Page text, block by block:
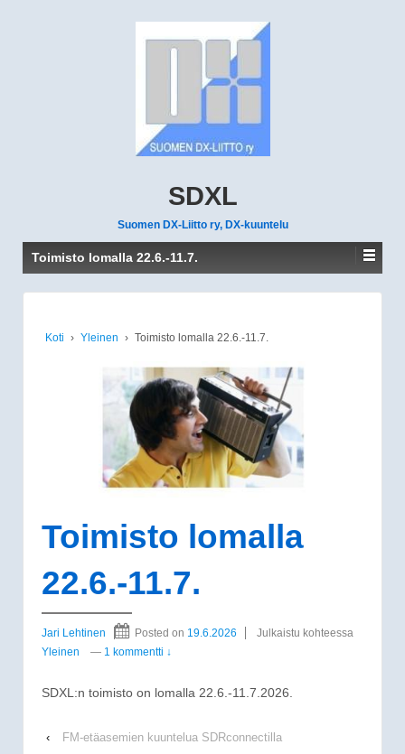
SDXL
Suomen DX-Liitto ry, DX-kuuntelu
Toimisto lomalla 22.6.-11.7.
Koti › Yleinen › Toimisto lomalla 22.6.-11.7.
Toimisto lomalla
22.6.-11.7.
Jari Lehtinen Posted on 19.6.2026
Julkaistu kohteessa
Yleinen
— 1 kommentti ↓
SDXL:n toimisto on lomalla 22.6.-11.7.2026.
‹
FM-etäasemien kuuntelua SDRconnectilla